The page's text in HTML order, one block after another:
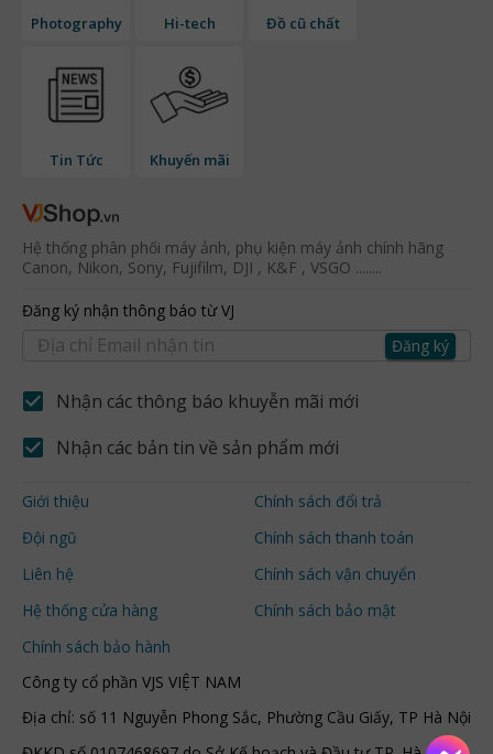
Photography Hi-tech Đồ cũ chất
Tin Tức Khuyến mãi
Hệ thống phân phối máy ảnh, phụ kiện máy ảnh chính hãng
Canon, Nikon, Sony, Fujifilm, DJI , K&F , VSGO ........
Đăng ký nhận thông báo từ VJ
Đăng ký
Nhận các thông báo khuyễn mãi mới
Nhận các bản tin về sản phẩm mới
Giới thiệu
Đội ngũ
Liên hệ
Hệ thống cửa hàng
Chính sách bảo hành
Chính sách đổi trả
Chính sách thanh toán
Chính sách vận chuyển
Chính sách bảo mật
Công ty cổ phần VJS VIỆT NAM
Địa chỉ: số 11 Nguyễn Phong Sắc, Phường Cầu Giấy, TP Hà Nội